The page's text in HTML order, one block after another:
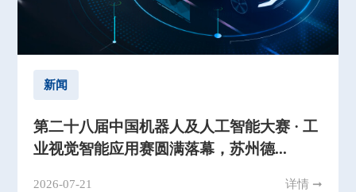
新闻
第二十八届中国机器人及人工智能大赛 · 工
业视觉智能应用赛圆满落幕，苏州德...
2026-07-21 详情 ➞